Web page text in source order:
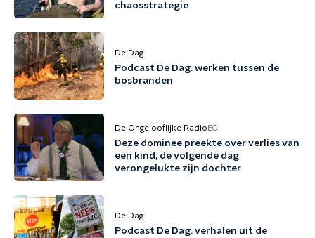
chaosstrategie
De Dag
Podcast De Dag: werken tussen de
bosbranden
De Ongelooflijke Radio EO
Deze dominee preekte over verlies van
een kind, de volgende dag
verongelukte zijn dochter
De Dag
Podcast De Dag: verhalen uit de